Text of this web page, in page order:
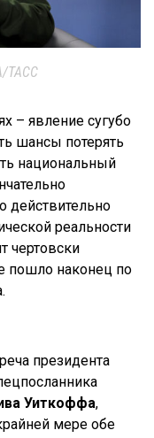
ТАСС
– явление сугубо
шансы потерять
национальный
действительно
реальности
чертовски
пошло наконец по
президента
Уиткоффа,
мере обе